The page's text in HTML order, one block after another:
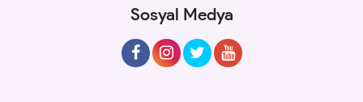
Sosyal Medya